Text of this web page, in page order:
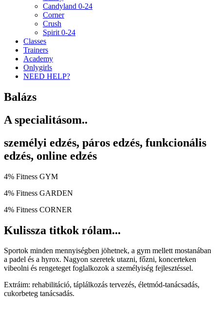
Candyland 0-24
Corner
Crush
Spirit 0-24
Classes
Trainers
Academy
Onlygirls
NEED HELP?
Balázs
A specialitásom..
személyi edzés, páros edzés, funkcionális
edzés, online edzés
4% Fitness GYM
4% Fitness GARDEN
4% Fitness CORNER
Kulissza titkok rólam...
Sportok minden mennyiségben jöhetnek, a gym mellett mostanában
a padel és a hyrox. Nagyon szeretek utazni, főzni, koncerteken
vibeolni és rengeteget foglalkozok a személyiség fejlesztéssel.
Extráim: rehabilitáció, táplálkozás tervezés, életmód-tanácsadás,
cukorbeteg tanácsadás.